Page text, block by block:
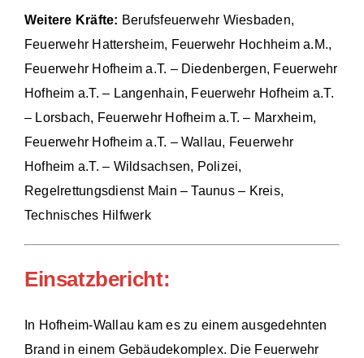
Weitere Kräfte: Berufsfeuerwehr Wiesbaden,
Feuerwehr Hattersheim, Feuerwehr Hochheim a.M.,
Feuerwehr Hofheim a.T. – Diedenbergen, Feuerwehr
Hofheim a.T. – Langenhain, Feuerwehr Hofheim a.T.
– Lorsbach, Feuerwehr Hofheim a.T. – Marxheim,
Feuerwehr Hofheim a.T. – Wallau, Feuerwehr
Hofheim a.T. – Wildsachsen, Polizei,
Regelrettungsdienst Main – Taunus – Kreis,
Technisches Hilfwerk
Einsatzbericht:
In Hofheim-Wallau kam es zu einem ausgedehnten
Brand in einem Gebäudekomplex. Die Feuerwehr